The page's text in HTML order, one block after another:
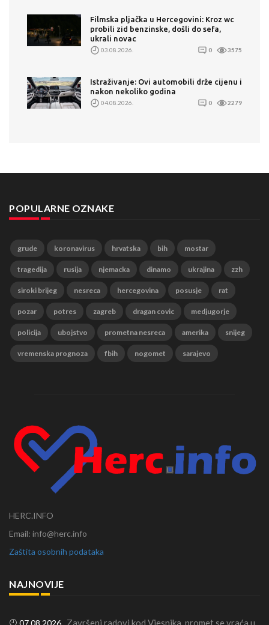
Filmska pljačka u Hercegovini: Kroz wc
probili zid benzinske, došli do sefa,
ukrali novac
03.08.2026. 0 3575
Istraživanje: Ovi automobili drže cijenu i
nakon nekoliko godina
04.08.2026. 0 2279
POPULARNE OZNAKE
grude koronavirus hrvatska bih mostar
tragedija rusija njemacka dinamo ukrajina zzh
siroki brijeg nesreca hercegovina posusje rat
pozar potres zagreb dragan covic medjugorje
policija ubojstvo prometna nesreca amerika snijeg
vremenska prognoza fbih nogomet sarajevo
HERC.INFO
Email: info@herc.info
Zaštita osobnih podataka
NAJNOVIJE
Završeni radovi kod Vjesnika, promet se vraća u